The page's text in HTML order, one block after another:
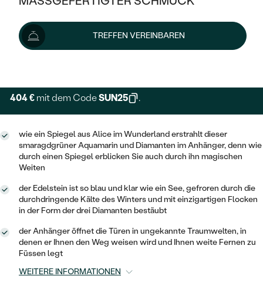
KLASSISCH
MEMOIRE
VINTAGE
AUSSERGEWÖHNLICHE
GEHÄMMERTE
VON HAND GRAVIERTE
MIT FÜLLUNG
MIT MEHREREN DIAMANTEN
HALO
VINTAGE
IM SET
AUSSERGEWÖHNLICH
GESTALTE EINEN RING
DIAMANTEN ZUM EINFASSEN
LAB GROWN DIAMANTEN ZUM
AUSVERKAUF
WENN SCHMUCK HILFT
NACH TYP
OHRRINGE
RINGE
ANHÄNGER / KETTEN
ARMBÄNDER
SCHMUCKSET
HERRENSCHMUCK
PLATIN
OHRSTECKER
CREOLEN
MINIMALISTISCHE
OHRHÄNGER
SOLITÄR
HERZ
KINDER
GOLD
SILBER
NACH STYL
SOLITÄR
ZUR GEBURT EINES KINDES
PERSONALISIERT
MIT STERNZEICHEN
MINIMALISTISCH
AUSVERKAUF
GOLD
SILBER
PLATIN
MEMOIRE
MINIMALISTISCHE
TREFFEN VEREINBAREN
539 €
Schmuck ist auf Lager. Wir liefern ihn innerhalb von 24
Stunden.
404 € mit dem CodeSUN25 .
wie ein Spiegel aus Alice im Wunderland erstrahlt dieser
smaragdgrüner Aquamarin und Diamanten im Anhänger, denn wie
durch einen Spiegel erblicken Sie auch durch ihn magischen
Weiten
der Edelstein ist so blau und klar wie ein See, gefroren durch die
durchdringende Kälte des Winters und mit einzigartigen Flocken
in der Form der drei Diamanten bestäubt
der Anhänger öffnet die Türen in ungekannte Traumwelten, in
denen er Ihnen den Weg weisen wird und Ihnen weite Fernen zu
Füssen legt
WEITERE INFORMATIONEN